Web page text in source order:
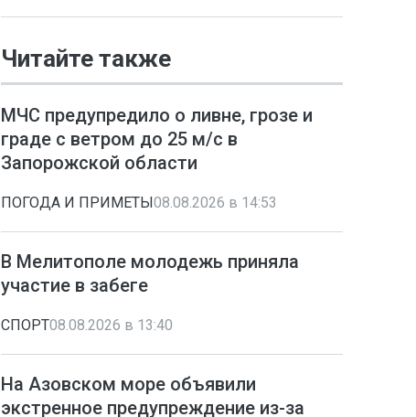
Читайте также
МЧС предупредило о ливне, грозе и
граде с ветром до 25 м/с в
Запорожской области
ПОГОДА И ПРИМЕТЫ 08.08.2026 в 14:53
В Мелитополе молодежь приняла
участие в забеге
СПОРТ08.08.2026 в 13:40
На Азовском море объявили
экстренное предупреждение из-за